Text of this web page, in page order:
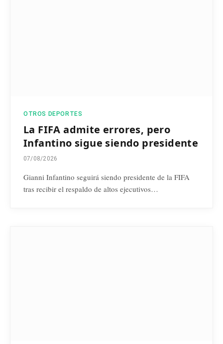
OTROS DEPORTES
La FIFA admite errores, pero
Infantino sigue siendo presidente
07/08/2026
Gianni Infantino seguirá siendo presidente de la FIFA
tras recibir el respaldo de altos ejecutivos…